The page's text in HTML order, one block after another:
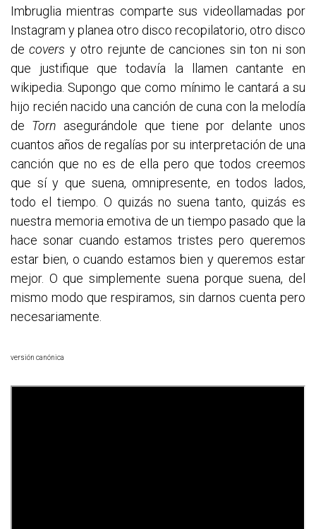
Imbruglia mientras comparte sus videollamadas por
Instagram y planea otro disco recopilatorio, otro disco
decovers y otro rejunte de canciones sin ton ni son
que justifique que todavía la llamen cantante en
wikipedia. Supongo que como mínimo le cantará a su
hijo recién nacido una canción de cuna con la melodía
de Torn asegurándole que tiene por delante unos
cuantos años de regalías por su interpretación de una
canción que no es de ella pero que todos creemos
que sí y que suena, omnipresente, en todos lados,
todo el tiempo. O quizás no suena tanto, quizás es
nuestra memoria emotiva de un tiempo pasado que la
hace sonar cuando estamos tristes pero queremos
estar bien, o cuando estamos bien y queremos estar
mejor. O que simplemente suena porque suena, del
mismo modo que respiramos, sin darnos cuenta pero
necesariamente.
versión canónica